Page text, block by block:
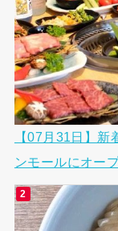
【07月31日】
ンモールにオー